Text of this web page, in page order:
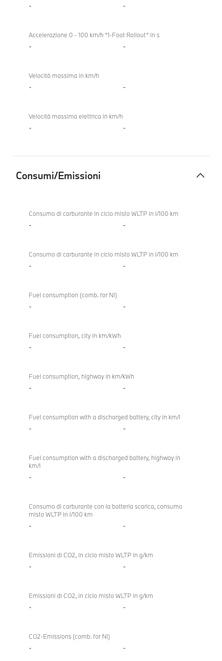
xDrive
- -
Accelerazione 0 - 100 km/h “1-Foot Rollout“ in s
- -
Velocità massima in km/h
- -
Velocità massima elettrica in km/h
- -
Consumi/Emissioni
X5 40
xDrive
Consumo di carburante in ciclo misto WLTP in l/100 km
- -
Consumo di carburante in ciclo misto WLTP in l/100 km
- -
Fuel consumption (comb. for NI)
- -
Fuel consumption, city in km/kWh
- -
Fuel consumption, highway in km/kWh
- -
Fuel consumption with a discharged battery, city in km/l
- -
Fuel consumption with a discharged battery, highway in
km/l
- -
Consumo di carburante con la batteria scarica, consumo
misto WLTP in l/100 km
- -
Emissioni di CO2, in ciclo misto WLTP in g/km
- -
Emissioni di CO2, in ciclo misto WLTP in g/km
- -
CO2-Emissions (comb. for NI)
- -